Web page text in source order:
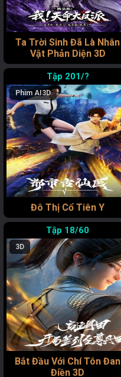
Ta Trời Sinh Đã Là Nhân
Vật Phản Diện 3D
201/?
Phim AI 3D
Đô Thị Cổ Tiên Y
18/60
3D
Bắt Đầu Với Chí Tôn Đan
Điền 3D